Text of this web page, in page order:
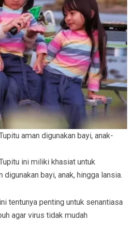
aman digunakan bayi, anak-
ini miliki khasiat untuk
digunakan bayi, anak, hingga lansia.
tentunya penting untuk senantiasa
agar virus tidak mudah